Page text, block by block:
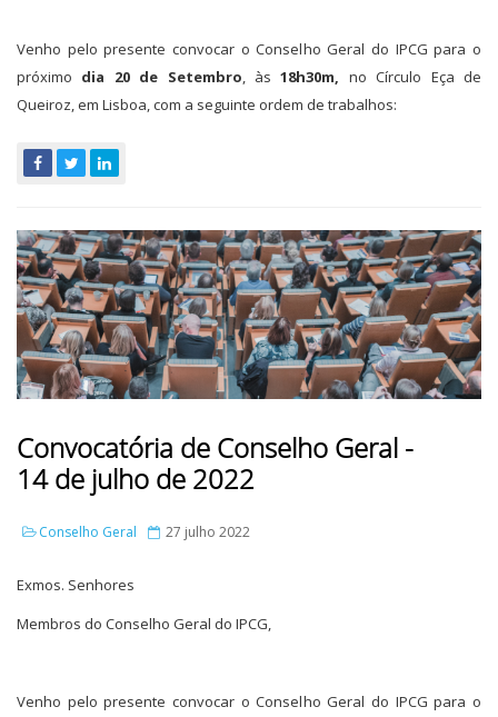
Venho pelo presente convocar o Conselho Geral do IPCG para o
próximo dia 20 de Setembro, às18h30m, no Círculo Eça de
Queiroz, em Lisboa, com a seguinte ordem de trabalhos:
Convocatória de Conselho Geral -
14 de julho de 2022
Conselho Geral 27 julho 2022
Exmos. Senhores
Membros do Conselho Geral do IPCG,
Venho pelo presente convocar o Conselho Geral do IPCG para o